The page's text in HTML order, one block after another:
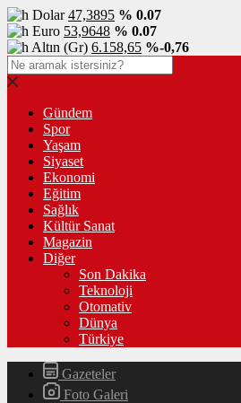
Dolar47,3895 % 0.07
Euro 53,9648 % 0.07
Altın (Gr) 6.158,65 %-0,76
Gündem
Spor
Yaşam
Siyaset
Ekonomi
Eğitim
Sağlık
Kültür Sanat
Magazin
Diğer
Son Dakika
Teknoloji
Otomativ
Dünya
Türkiye
Gazeteler
Foto Galeri